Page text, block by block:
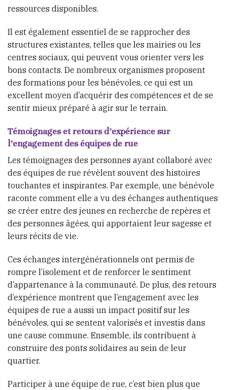
ressources disponibles.
Il est également essentiel de se rapprocher des
structures existantes, telles que les mairies ou les
centres sociaux, qui peuvent vous orienter vers les
bons contacts. De nombreux organismes proposent
des formations pour les bénévoles, ce qui est un
excellent moyen d’acquérir des compétences et de se
sentir mieux préparé à agir sur le terrain.
Témoignages et retours d’expérience sur
l’engagement des équipes de rue
Les témoignages des personnes ayant collaboré avec
des équipes de rue révèlent souvent des histoires
touchantes et inspirantes. Par exemple, une bénévole
raconte comment elle a vu des échanges authentiques
se créer entre des jeunes en recherche de repères et
des personnes âgées, qui apportaient leur sagesse et
leurs récits de vie.
Ces échanges intergénérationnels ont permis de
rompre l’isolement et de renforcer le sentiment
d’appartenance à la communauté. De plus, des retours
d’expérience montrent que l’engagement avec les
équipes de rue a aussi un impact positif sur les
bénévoles, qui se sentent valorisés et investis dans
une cause commune. Ensemble, ils contribuent à
construire des ponts solidaires au sein de leur
quartier.
Participer à une équipe de rue, c’est bien plus que